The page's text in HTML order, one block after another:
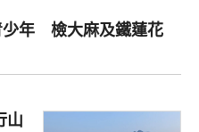
少年 檢大麻及鐵蓮花
山